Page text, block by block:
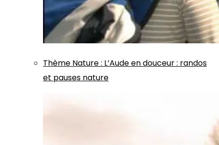
Thème Nature: L’Aude en douceur : randos
et pauses nature